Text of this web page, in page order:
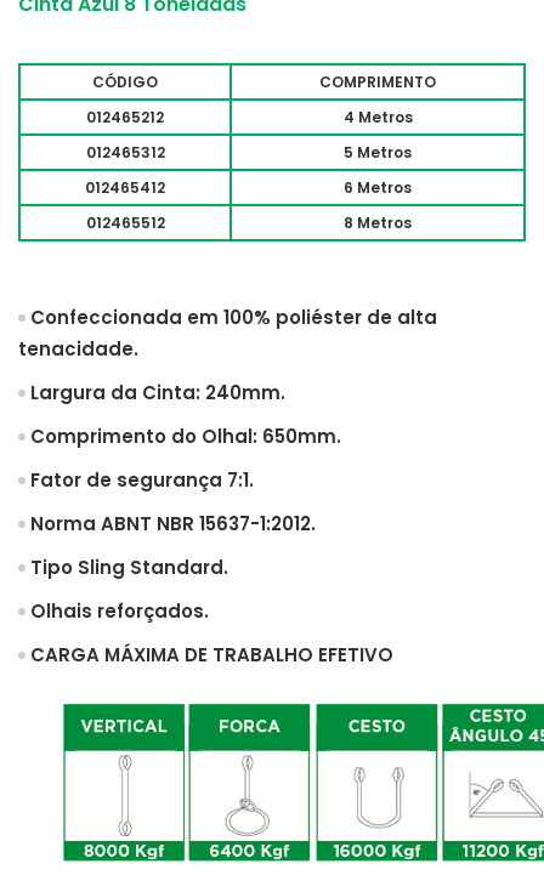
CÓDIGO
COMPRIMENTO
012465212
4 Metros
012465312
5 Metros
012465412
6 Metros
012465512
8 Metros
Confeccionada em 100% poliéster de alta
tenacidade.
Largura da Cinta: 240mm.
Comprimento do Olhal: 650mm.
Fator de segurança 7:1.
Norma ABNT NBR 15637-1:2012.
Tipo Sling Standard.
Olhais reforçados.
CARGA MÁXIMA DE TRABALHO EFETIVO